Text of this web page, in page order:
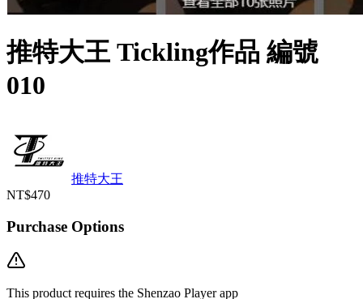
推特大王 Tickling作品 編號
010
推特大王
NT$470
Purchase Options
This product requires the Shenzao Player app